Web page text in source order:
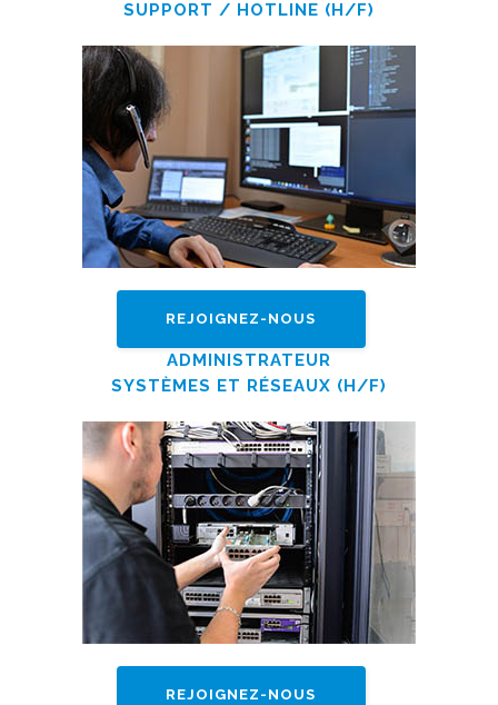
SUPPORT / HOTLINE (H/F)
REJOIGNEZ-NOUS
ADMINISTRATEUR
SYSTÈMES ET RÉSEAUX (H/F)
REJOIGNEZ-NOUS